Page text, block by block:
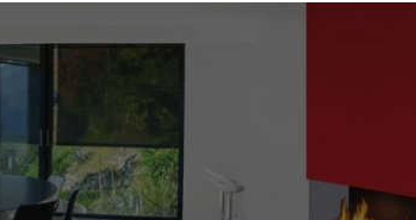
GAZ CU FLACARA REALA,
PENTRU PROIECTE
Focare pentru seminee pe gaz - flacara
Flacara reala
Garantie 10 ani
Dealer